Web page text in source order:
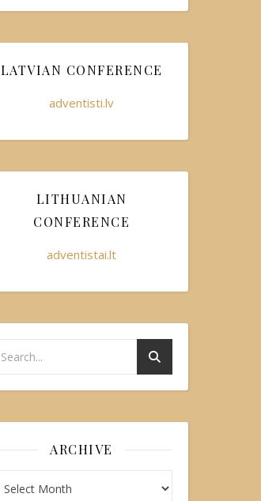
LATVIAN CONFERENCE
adventisti.lv
LITHUANIAN
CONFERENCE
adventistai.lt
ARCHIVE